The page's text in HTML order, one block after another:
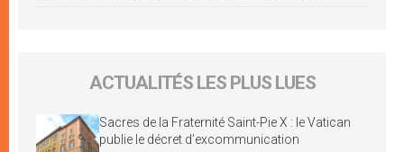
ACTUALITÉS LES PLUS LUES
Sacres de la Fraternité Saint-Pie X : le Vatican
publie le décret d’excommunication